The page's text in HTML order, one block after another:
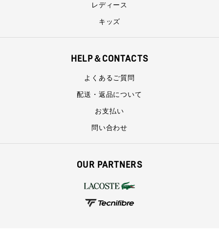
レディース
キッズ
HELP＆CONTACTS
よくあるご質問
配送・返品について
お支払い
問い合わせ
OUR PARTNERS